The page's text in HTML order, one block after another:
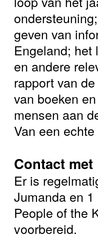
geven van
Engeland; het
en andere
rapport van
van boeken
mensen aan
Van een
Contact
Er is
Jumanda en
People of the
voorbereid.